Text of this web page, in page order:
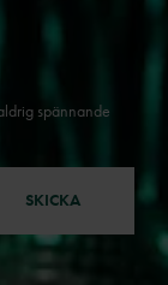
spännande
SKICKA